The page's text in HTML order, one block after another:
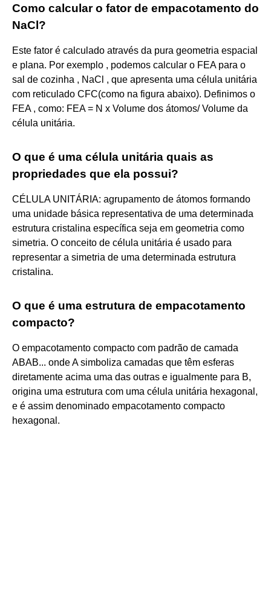
Como calcular o fator de empacotamento do
NaCl?
Este fator é calculado através da pura geometria espacial
e plana. Por exemplo , podemos calcular o FEA para o
sal de cozinha , NaCl , que apresenta uma célula unitária
com reticulado CFC(como na figura abaixo). Definimos o
FEA , como: FEA = N x Volume dos átomos/ Volume da
célula unitária.
O que é uma célula unitária quais as
propriedades que ela possui?
CÉLULA UNITÁRIA: agrupamento de átomos formando
uma unidade básica representativa de uma determinada
estrutura cristalina específica seja em geometria como
simetria. O conceito de célula unitária é usado para
representar a simetria de uma determinada estrutura
cristalina.
O que é uma estrutura de empacotamento
compacto?
O empacotamento compacto com padrão de camada
ABAB... onde A simboliza camadas que têm esferas
diretamente acima uma das outras e igualmente para B,
origina uma estrutura com uma célula unitária hexagonal,
e é assim denominado empacotamento compacto
hexagonal.